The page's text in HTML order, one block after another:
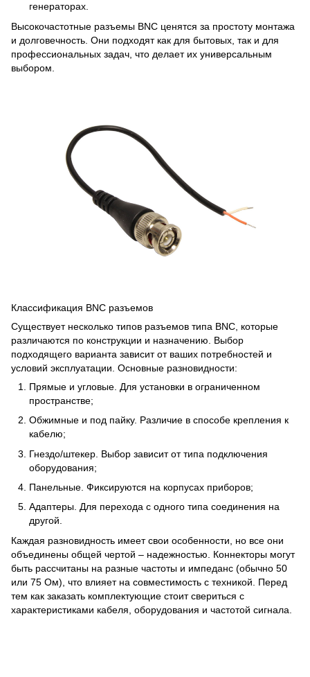
генераторах.
Высокочастотные разъемы BNC ценятся за простоту монтажа
и долговечность. Они подходят как для бытовых, так и для
профессиональных задач, что делает их универсальным
выбором.
Классификация BNC разъемов
Существует несколько типов разъемов типа BNC, которые
различаются по конструкции и назначению. Выбор
подходящего варианта зависит от ваших потребностей и
условий эксплуатации. Основные разновидности:
Прямые и угловые. Для установки в ограниченном
пространстве;
Обжимные и под пайку. Различие в способе крепления к
кабелю;
Гнездо/штекер. Выбор зависит от типа подключения
оборудования;
Панельные. Фиксируются на корпусах приборов;
Адаптеры. Для перехода с одного типа соединения на
другой.
Каждая разновидность имеет свои особенности, но все они
объединены общей чертой – надежностью. Коннекторы могут
быть рассчитаны на разные частоты и импеданс (обычно 50
или 75 Ом), что влияет на совместимость с техникой. Перед
тем как заказать комплектующие стоит свериться с
характеристиками кабеля, оборудования и частотой сигнала.